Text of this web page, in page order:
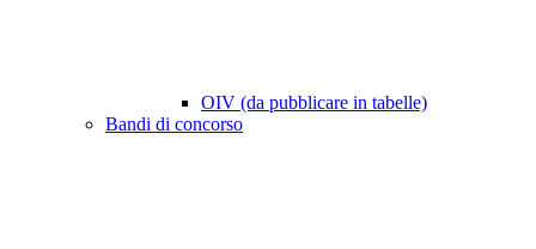
OIV (da pubblicare in tabelle)
Bandi di concorso